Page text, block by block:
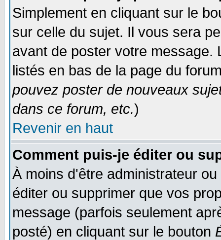
Simplement en cliquant sur le
sur celle du sujet. Il vous sera
avant de poster votre
listés en bas de la page du
pouvez poster de nouveaux
dans ce forum, etc.)
Revenir en haut
Comment puis-je éditer ou
À moins d'être administrateur
éditer ou supprimer que vos
message (parfois seulement
posté) en cliquant sur le bouton